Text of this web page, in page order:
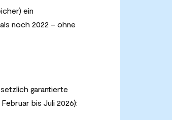
ein
noch 2022 – ohne
garantierte
bis Juli 2026):